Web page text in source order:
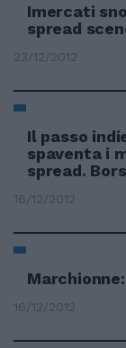
Imercati
spread
23/12/2012
Il passo
spaventa i
spread.
16/12/2012
16/12/2012